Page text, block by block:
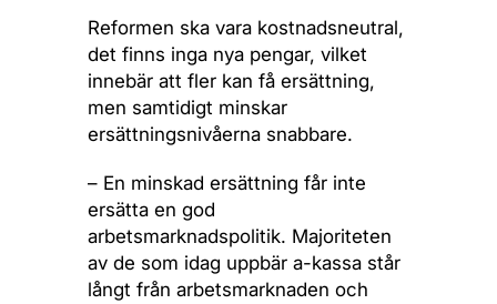
Reformen ska vara kostnadsneutral,
det finns inga nya pengar, vilket
innebär att fler kan få ersättning,
men samtidigt minskar
ersättningsnivåerna snabbare.
– En minskad ersättning får inte
ersätta en god
arbetsmarknadspolitik. Majoriteten
av de som idag uppbär a-kassa står
långt från arbetsmarknaden och